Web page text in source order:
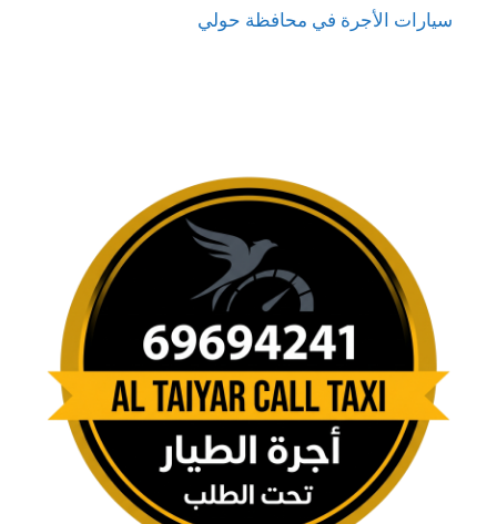
سيارات الأجرة في محافظة حولي